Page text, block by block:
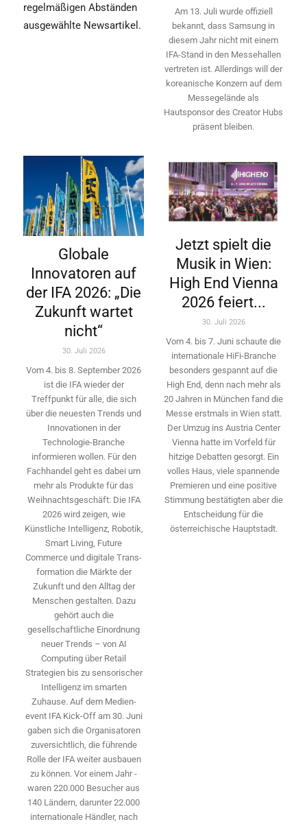
regelmäßigen Abständen
ausgewählte Newsartikel.
Am 13. Juli wurde offiziell
bekannt, dass Samsung in
diesem Jahr nicht mit einem
IFA-Stand in den Messehallen
vertreten ist. Allerdings will ­der
koreanische Konzern auf dem
Messegelände als
Hautsponsor des Creator Hubs
präsent bleiben.
Globale
Innovatoren auf
der IFA 2026: „Die
Zukunft wartet
nicht“
30. Juli 2026
Vom 4. bis 8. September 2026
ist die IFA wieder der
Treffpunkt für alle, die sich
über die neuesten Trends und
Innovationen in der
Technologie-­Branche
informieren wollen. Für den
Fachhandel geht es dabei um
mehr als Produkte für das
Weihnachtsgeschäft: Die IFA
2026 wird ­zeigen, wie
Künstliche Intelligenz, Robotik,
Smart Living, Future
Commerce und digitale Trans­
formation die Märkte der
Zukunft und den Alltag der
Menschen gestalten. Dazu
gehört auch die
gesellschaftliche Einordnung
neuer Trends – von AI
Computing über Retail
Strategien bis zu sensorischer
Intelligenz im smarten
Zuhause. Auf dem Medien­
event IFA Kick-Off am 30. Juni
gaben sich die Organisatoren
zuversichtlich, die führende
Rolle der IFA weiter ausbauen
zu können. Vor einem Jahr ­
waren 220.000 Besucher aus
140 ­Ländern, ­darunter 22.000
internationale Händler, nach
Jetzt spielt die
Musik in Wien:
High End Vienna
2026 feiert...
30. Juli 2026
Vom 4. bis 7. Juni schaute die
internationale HiFi-Branche
besonders gespannt auf die
High End, denn nach mehr als
20 Jahren in München fand die
Messe erstmals in Wien statt.
Der Umzug ins Austria Center
Vienna hatte im Vorfeld für
hitzige Debatten gesorgt. Ein
volles Haus, viele spannende
Premieren und eine positive
Stimmung bestätigten aber die
Entscheidung für die
österreichische Hauptstadt.